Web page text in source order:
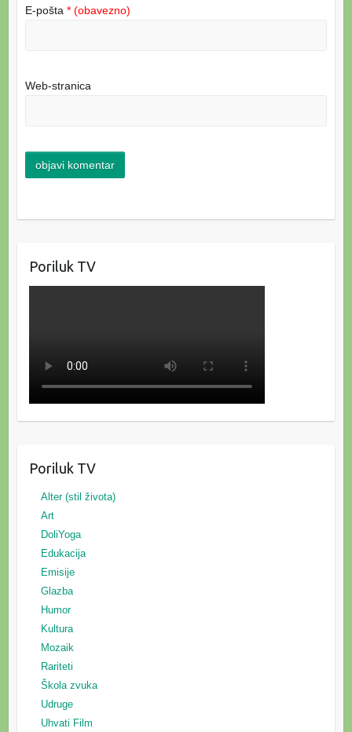
E-pošta * (obavezno)
Web-stranica
Poriluk TV
Poriluk TV
Alter (stil života)
Art
DoliYoga
Edukacija
Emisije
Glazba
Humor
Kultura
Mozaik
Rariteti
Škola zvuka
Udruge
Uhvati Film